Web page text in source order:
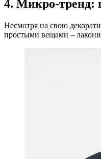
4. Микро-тренд:
Несмотря на свою
простыми вещами –